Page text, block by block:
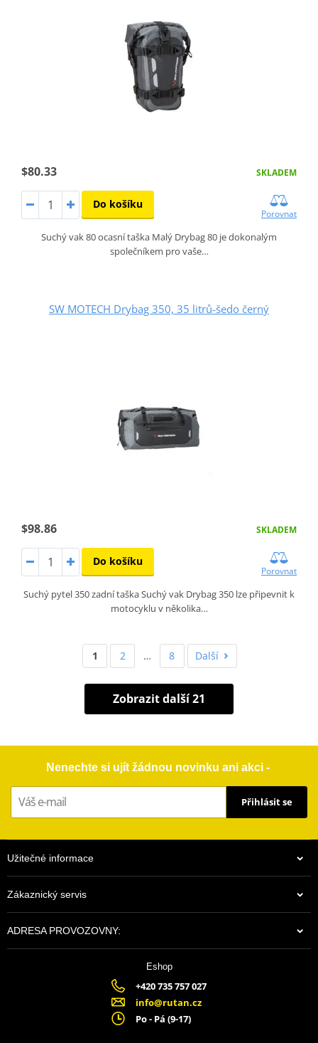
$80.33 SKLADEM
Do košíku
Porovnat
Suchý vak 80 ocasní taška Malý Drybag 80 je dokonalým
společníkem pro vaše…
SW MOTECH Drybag 350, 35 litrů-šedo černý
$98.86 SKLADEM
Do košíku
Porovnat
Suchý pytel 350 zadní taška Suchý vak Drybag 350 lze připevnit k
motocyklu v několika…
1 2 … 8 Další
Zobrazit další 21
Nenechte si ujít žádnou novinku ani akci -
Přihlásit se
Užitečné informace
Zákaznický servis
ADRESA PROVOZOVNY:
Eshop
+420 735 757 027
info@rutan.cz
Po - Pá (9-17)